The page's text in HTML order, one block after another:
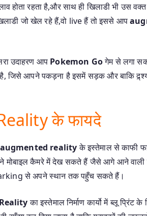
होता रहता है,और साथ ही खिलाडी भी उस
जो खेल रहे हैं,वो live हैं तो इससे आप
उदाहरण आप Pokemon Goगेम से लगा
है, जिसे आपने पकड़ना है इसमें सड़क और बाकि
के फायदे
augmented realityके इस्तेमाल से काफी
कैमरे में देख सकते हैं जैसे आगे आने वाली
से अपने स्थान तक पहुँच सकते हैं।
का इस्तेमाल निर्माण कार्यो में ब्लू प्रिंट